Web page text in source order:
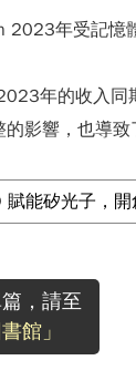
2023年受記憶
年的收入
影響，也導
賦能矽光子，
篇，請至
館」